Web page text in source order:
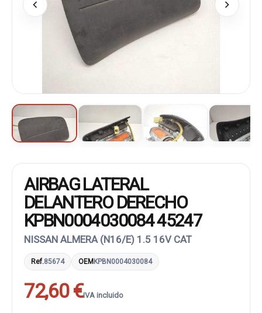
AIRBAG LATERAL
DELANTERO DERECHO
KPBN0004030084 45247
NISSAN ALMERA (N16/E) 1.5 16V CAT
Ref.85674 OEMKPBN0004030084
72,60 €IVA incluido